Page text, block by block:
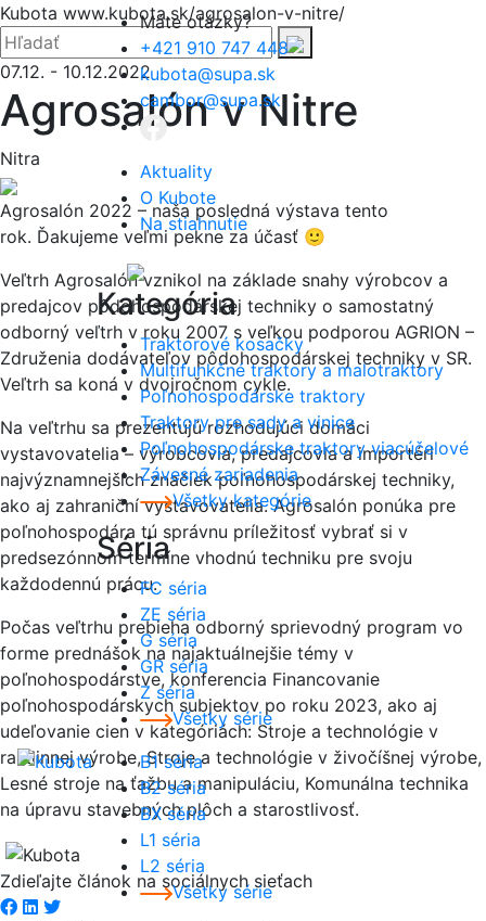
Hore
Kubota www.kubota.sk/agrosalon-v-nitre/
Zatvoriť
Hľadať: Hľadať
Máte otázky?
+421 910 747 448
kubota@supa.sk
cambor@supa.sk
Aktuality
O Kubote
Na stiahnutie
Menu
Kategória
Traktorové kosačky
Multifunkčné traktory a malotraktory
Poľnohospodárske traktory
Traktory pre sady a vinice
Poľnohospodárske traktory viacúčelové
Závesné zariadenia
Všetky kategórie
Séria
FC séria
ZE séria
G séria
GR séria
Z séria
Všetky série
B1 séria
B2 séria
BX séria
L1 séria
L2 séria
Všetky série
07.12. - 10.12.2022
Agrosalón v Nitre
Nitra
Agrosalón 2022 – naša posledná výstava tento
rok. Ďakujeme veľmi pekne za účasť 🙂
Veľtrh Agrosalón vznikol na základe snahy výrobcov a
predajcov pôdohospodárskej techniky o samostatný
odborný veľtrh v roku 2007 s veľkou podporou AGRION –
Združenia dodávateľov pôdohospodárskej techniky v SR.
Veľtrh sa koná v dvojročnom cykle.
Na veľtrhu sa prezentujú rozhodujúci domáci
vystavovatelia – výrobcovia, predajcovia a importéri
najvýznamnejších značiek poľnohospodárskej techniky,
ako aj zahraniční vystavovatelia. Agrosalón ponúka pre
poľnohospodára tú správnu príležitosť vybrať si v
predsezónnom termíne vhodnú techniku pre svoju
každodennú prácu.
Počas veľtrhu prebieha odborný sprievodný program vo
forme prednášok na najaktuálnejšie témy v
poľnohospodárstve, konferencia Financovanie
poľnohospodárskych subjektov po roku 2023, ako aj
udeľovanie cien v kategóriách: Stroje a technológie v
rastlinnej výrobe, Stroje a technológie v živočíšnej výrobe,
Lesné stroje na ťažbu a manipuláciu, Komunálna technika
na úpravu stavebných plôch a starostlivosť.
Zdieľajte článok na sociálnych sieťach
Facebook share
Linkedin share
Tweet